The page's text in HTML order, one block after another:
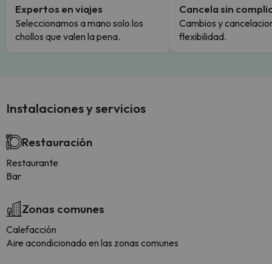
Expertos en viajes
Seleccionamos a mano solo los
chollos que valen la pena.
Cancela sin
Cambios y
flexibilidad.
Instalaciones y servicios
Restauración
Restaurante
Bar
Zonas comunes
Calefacción
Aire acondicionado en las zonas comunes